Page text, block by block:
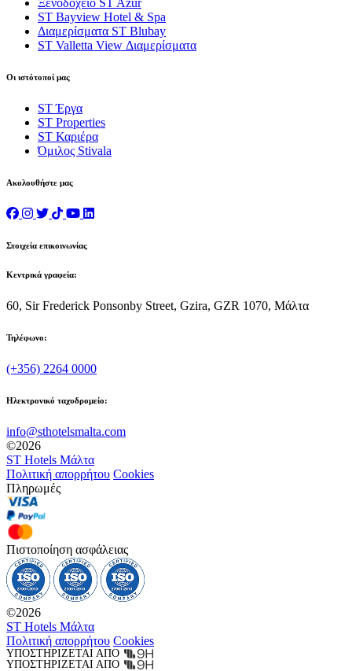
Ξενοδοχείο ST Azur
ST Bayview Hotel & Spa
Διαμερίσματα ST Blubay
ST Valletta View Διαμερίσματα
Οι ιστότοποί μας
ST Έργα
ST Properties
ST Καριέρα
Όμιλος Stivala
Ακολουθήστε μας
Στοιχεία επικοινωνίας
Κεντρικά γραφεία:
60, Sir Frederick Ponsonby Street, Gzira, GZR 1070, Μάλτα
Τηλέφωνο:
(+356) 2264 0000
Ηλεκτρονικό ταχυδρομείο:
info@sthotelsmalta.com
©2026
ST Hotels Μάλτα
Πολιτική απορρήτου Cookies
Πληρωμές
Πιστοποίηση ασφάλειας
©2026
ST Hotels Μάλτα
Πολιτική απορρήτου Cookies
ΥΠΟΣΤΗΡΊΖΕΤΑΙ ΑΠΌ
ΥΠΟΣΤΗΡΊΖΕΤΑΙ ΑΠΌ